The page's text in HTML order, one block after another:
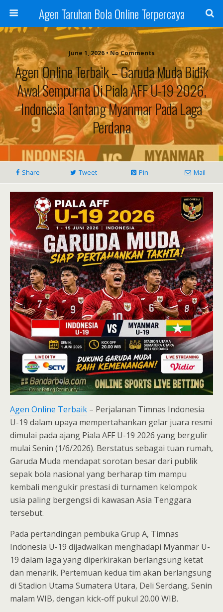
Agen Taruhan Bola Online Terpercaya
June 1, 2026 • No Comments
Agen Online Terbaik – Garuda Muda Bidik
Awal Sempurna Di Piala AFF U-19 2026,
Indonesia Tantang Myanmar Pada Laga
Perdana
Share Tweet Pin Mail
Agen Online Terbaik – Perjalanan Timnas Indonesia
U-19 dalam upaya mempertahankan gelar juara resmi
dimulai pada ajang Piala AFF U-19 2026 yang bergulir
mulai Senin (1/6/2026). Berstatus sebagai tuan rumah,
Garuda Muda mendapat sorotan besar dari publik
sepak bola nasional yang berharap tim mampu
kembali mengukir prestasi di turnamen kelompok
usia paling bergengsi di kawasan Asia Tenggara
tersebut.
Pada pertandingan pembuka Grup A, Timnas
Indonesia U-19 dijadwalkan menghadapi Myanmar U-
19 dalam laga yang diperkirakan berlangsung ketat
dan menarik. Pertemuan kedua tim akan berlangsung
di Stadion Utama Sumatera Utara, Deli Serdang, Senin
malam WIB, dengan kick-off pukul 20.00 WIB.